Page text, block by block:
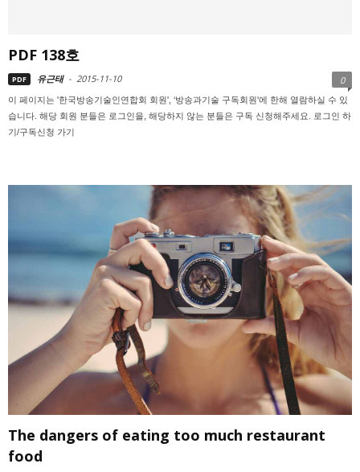
PDF 138호
PDF 유근태 - 2015-11-10 0
이 페이지는 '한국방송기술인연합회 회원', ‘방송과기술 구독회원'에 한해 열람하실 수 있
습니다. 해당 회원 분들은 로그인을, 해당하지 않는 분들은 구독 신청해주세요. 로그인 하
기/구독신청 가기
The dangers of eating too much restaurant
food